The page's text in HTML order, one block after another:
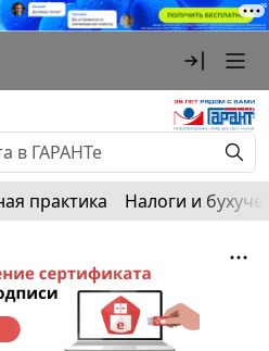
практика Налоги и